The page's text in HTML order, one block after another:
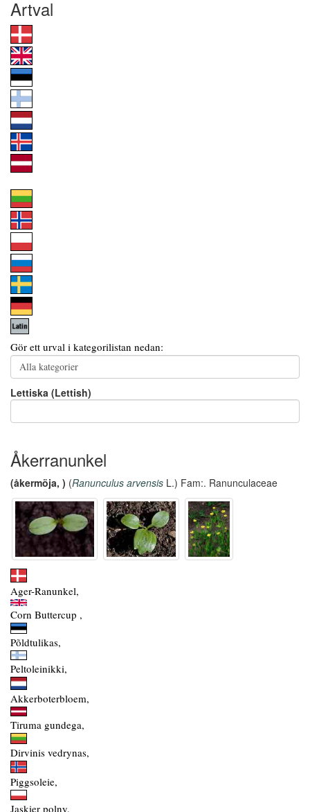
Artval
Gör ett urval i kategorilistan nedan:
Lettiska (Lettish)
Åkerranunkel
(åkermöja, ) (Ranunculus arvensis L.) Fam:. Ranunculaceae
Ager-Ranunkel,
Corn Buttercup ,
Põldtulikas,
Peltoleinikki,
Akkerboterbloem,
Tiruma gundega,
Dirvinis vedrynas,
Piggsoleie,
Jaskier polny,